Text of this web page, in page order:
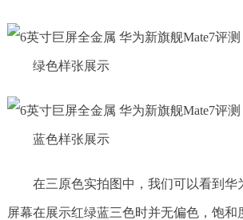
绿色样张展示
蓝色样张展示
在三原色实拍图中，我们可以看到华
屏幕在展示红绿蓝三色时并无偏色，饱和